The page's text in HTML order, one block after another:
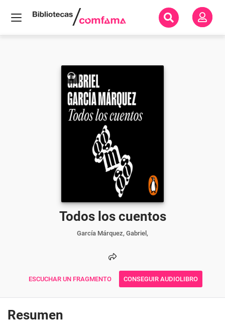
Todos los cuentos
García Márquez, Gabriel,
ESCUCHAR UN FRAGMENTO CONSEGUIR AUDIOLIBRO
Resumen